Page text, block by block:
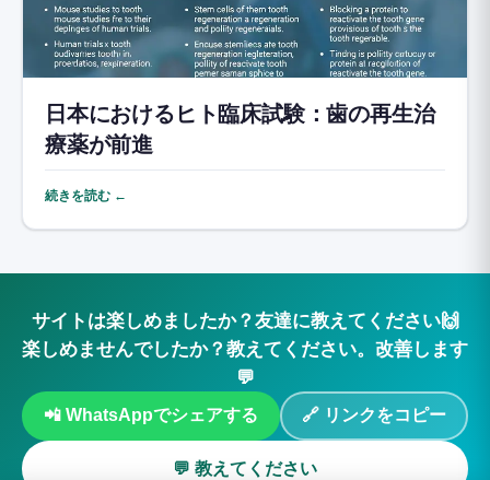
日本におけるヒト臨床試験：歯の再生治
療薬が前進
続きを読む ←
サイトは楽しめましたか？友達に教えてください🙌
楽しめませんでしたか？教えてください。改善します
💬
📲 WhatsAppでシェアする 🔗 リンクをコピー
💬 教えてください